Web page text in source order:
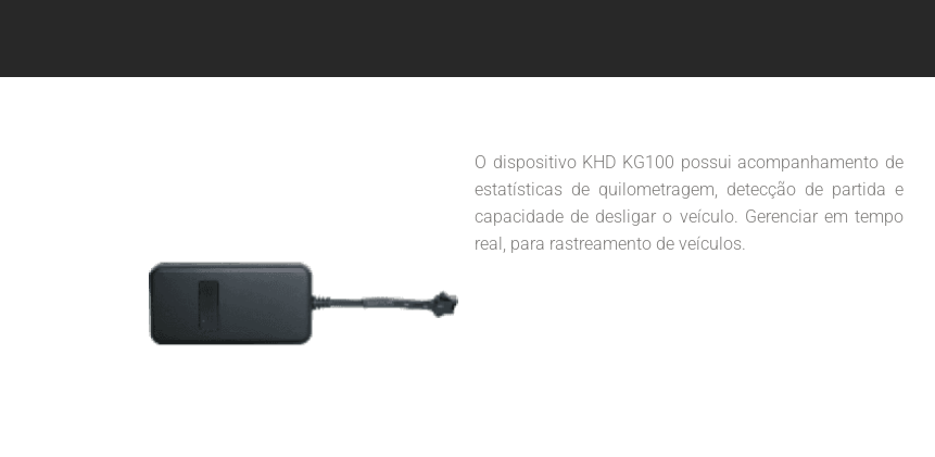
O dispositivo KHD KG100 possui acompanhamento de
estatísticas de quilometragem, detecção de partida e
capacidade de desligar o veículo. Gerenciar em tempo
real, para rastreamento de veículos.